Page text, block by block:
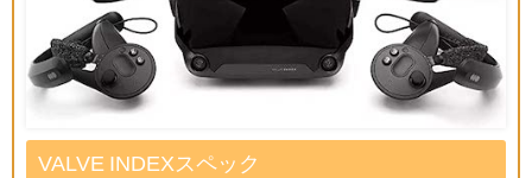
VALVE INDEXスペック